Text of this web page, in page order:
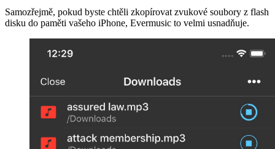
Samozřejmě, pokud byste chtěli zkopírovat zvukové soubory z flash
disku do paměti vašeho iPhone, Evermusic to velmi usnadňuje.